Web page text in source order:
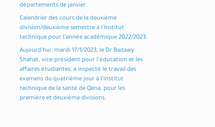
départements de janvier.
Calendrier des cours de la deuxième
division/deuxième semestre à l’Institut
technique pour l’année académique 2022/2023.
Aujourd’hui, mardi 17/1/2023, le Dr Badawy
Shahat, vice-président pour l’éducation et les
affaires étudiantes, a inspecté le travail des
examens du quatrième jour à l’institut
technique de la santé de Qena, pour les
première et deuxième divisions.